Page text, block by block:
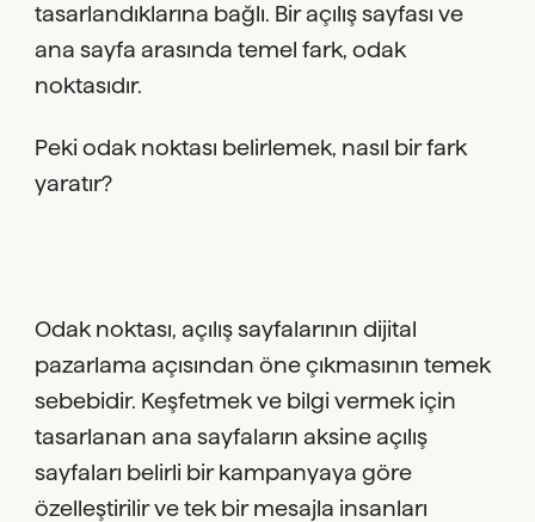
tasarlandıklarına bağlı. Bir açılış sayfası ve
ana sayfa arasında temel fark, odak
noktasıdır.
Peki odak noktası belirlemek, nasıl bir fark
yaratır?
Odak noktası, açılış sayfalarının dijital
pazarlama açısından öne çıkmasının temek
sebebidir. Keşfetmek ve bilgi vermek için
tasarlanan ana sayfaların aksine açılış
sayfaları belirli bir kampanyaya göre
özelleştirilir ve tek bir mesajla insanları